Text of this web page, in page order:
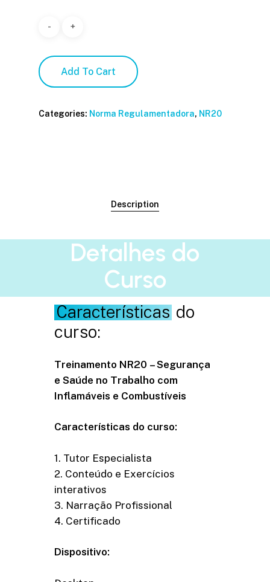
Add To Cart
Categories: Norma Regulamentadora, NR20
Description
Detalhes do
Curso
Características do
curso:
Treinamento NR20 – Segurança
e Saúde no Trabalho com
Inflamáveis e Combustíveis
Características do curso:
1. Tutor Especialista
2. Conteúdo e Exercícios
interativos
3. Narração Profissional
4. Certificado
Dispositivo: